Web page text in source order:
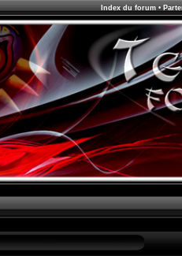
Index du forum•